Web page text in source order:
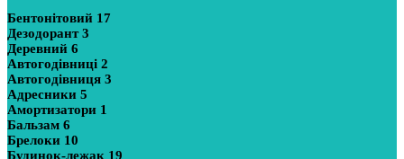
Бентонітовий 17
Дезодорант3
Деревний 6
Автогодівниці 2
Автогодівниця 3
Адресники 5
Амортизатори 1
Бальзам 6
Брелоки 10
Будинок-лежак 19